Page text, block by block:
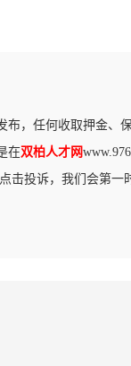
布，任何收取押金、
在双柏人才网
击投诉，我们会第一